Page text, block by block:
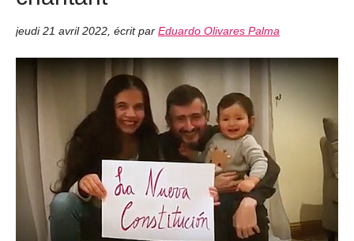
jeudi 21 avril 2022, écrit par Eduardo Olivares Palma